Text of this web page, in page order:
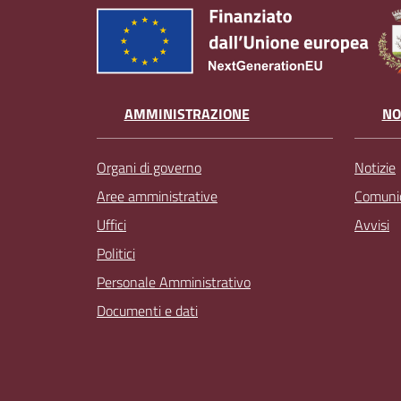
AMMINISTRAZIONE
Organi di governo
Aree amministrative
Uffici
Politici
Personale Amministrativo
Documenti e dati
Notizie
Avvisi